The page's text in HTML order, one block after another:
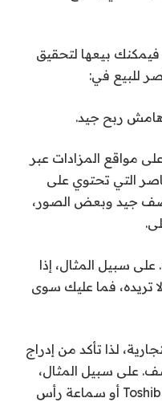
بيعها لتحقيق
للبيع في:
ربح جيد.
مواقع المزادات عبر
التي تحتوي على
جيد وبعض الصور،
سبيل المثال، إذا
تلقيت لعبة فيديو أو قرص DVD لا تريده، فما عليك سوى
لذا تأكد من إدراج
على سبيل المثال،
يجب أن تذكر أنك تبيع تلفزيون Toshiba أو سماعة رأس